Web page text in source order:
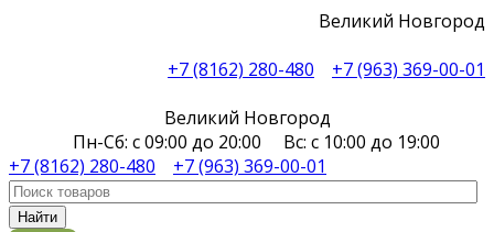
Великий Новгород
+7 (8162) 280-480
+7 (963) 369-00-01
Великий Новгород
Пн-Сб: с 09:00 до 20:00 Вс: с 10:00 до 19:00
+7 (8162) 280-480
+7 (963) 369-00-01
Найти